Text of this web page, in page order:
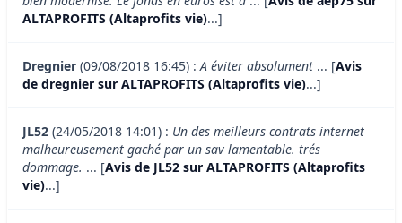
ALTAPROFITS (Altaprofits vie)...]
Dregnier (09/08/2018 16:45) :A éviter absolument ... [Avis
de dregnier sur ALTAPROFITS (Altaprofits vie)...]
JL52 (24/05/2018 14:01) : Un des meilleurs contrats internet
malheureusement gaché par un sav lamentable. trés
dommage. ... [Avis de JL52 sur ALTAPROFITS (Altaprofits
vie)...]